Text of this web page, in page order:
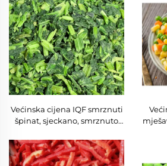
Većinska cijena IQF smrznuti
špinat, sjeckano, smrznuto
svježe branje, halal
certificirano, dobra cijena